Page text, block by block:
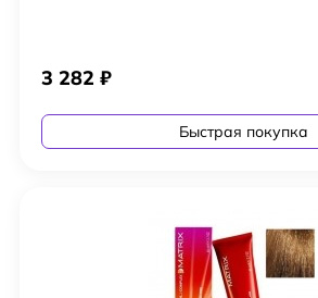
3 282 ₽
Быстрая покупка